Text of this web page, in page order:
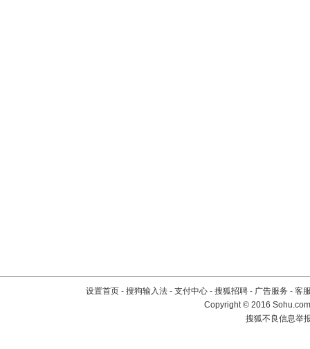
设置首页 - 搜狗输入法 - 支付中心 - 搜狐招聘 - 广告服务 - 客
Copyright©2016
搜狐不良信息举